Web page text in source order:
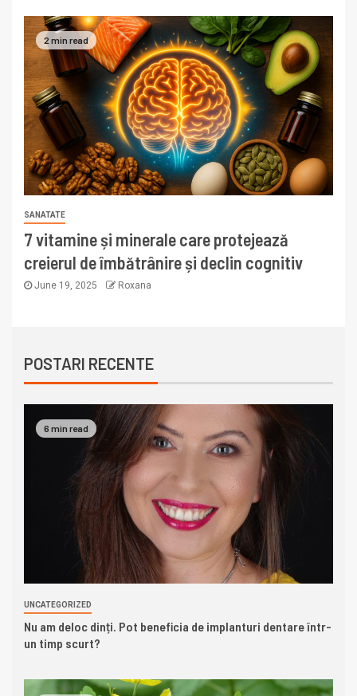
2 min read
SANATATE
7 vitamine și minerale care protejează
creierul de îmbătrânire și declin cognitiv
June 19, 2025 Roxana
POSTARI RECENTE
6 min read
UNCATEGORIZED
Nu am deloc dinți. Pot beneficia de implanturi dentare într-
un timp scurt?